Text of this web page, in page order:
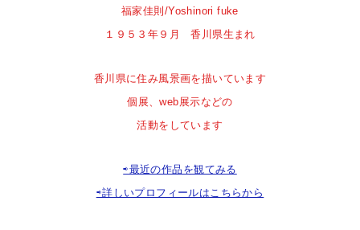
福家佳則/Yoshinori fuke
１９５３年９月 香川県生まれ
香川県に住み風景画を描いています
個展、web展示などの
活動をしています
⇨最近の作品を観てみる
⇨詳しいプロフィールはこちらから